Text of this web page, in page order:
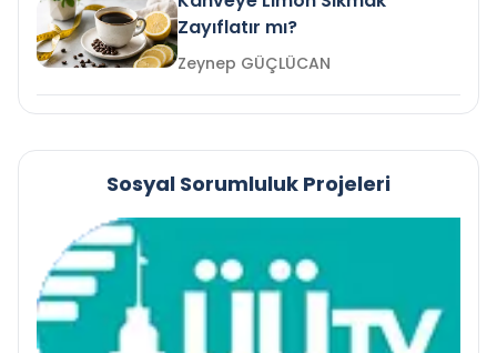
Zayıflatır mı?
Zeynep GÜÇLÜCAN
Sosyal Sorumluluk Projeleri